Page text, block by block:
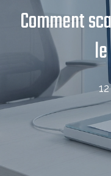
Comment